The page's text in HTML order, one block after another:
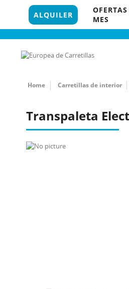
96 121 18 35
ALQUILER
MES
Home Carretillas de interior
Transpaleta